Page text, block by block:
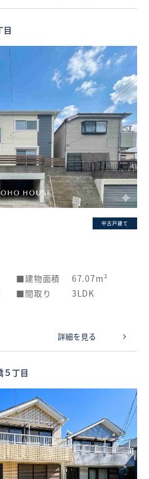
目
中古戸建て
建物面積
67.07m²
間取り 3LDK
詳細を見る
５丁目